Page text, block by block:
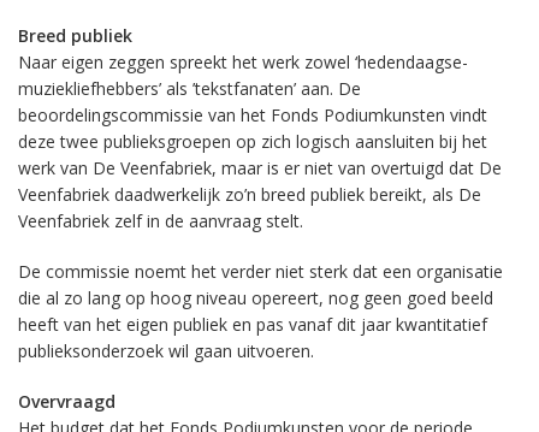
Breed publiek
Naar eigen zeggen spreekt het werk zowel ‘hedendaagse-
muziekliefhebbers’ als ’tekstfanaten’ aan. De
beoordelingscommissie van het Fonds Podiumkunsten vindt
deze twee publieksgroepen op zich logisch aansluiten bij het
werk van De Veenfabriek, maar is er niet van overtuigd dat De
Veenfabriek daadwerkelijk zo’n breed publiek bereikt, als De
Veenfabriek zelf in de aanvraag stelt.
De commissie noemt het verder niet sterk dat een organisatie
die al zo lang op hoog niveau opereert, nog geen goed beeld
heeft van het eigen publiek en pas vanaf dit jaar kwantitatief
publieksonderzoek wil gaan uitvoeren.
Overvraagd